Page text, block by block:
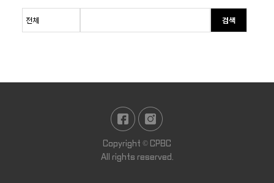
검색
Copyright ©
CPBC
All rights reserved.